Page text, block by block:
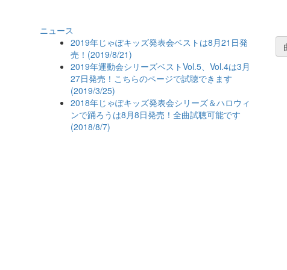
ニュース
2019年じゃぽキッズ発表会ベストは8月21日発
売！(2019/8/21)
2019年運動会シリーズベストVol.5、Vol.4は3月
27日発売！こちらのページで試聴できます
(2019/3/25)
2018年じゃぽキッズ発表会シリーズ＆ハロウィ
ンで踊ろうは8月8日発売！全曲試聴可能です
(2018/8/7)